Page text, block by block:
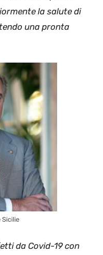
la salute di
una pronta
Sicilie
da Covid-19 con